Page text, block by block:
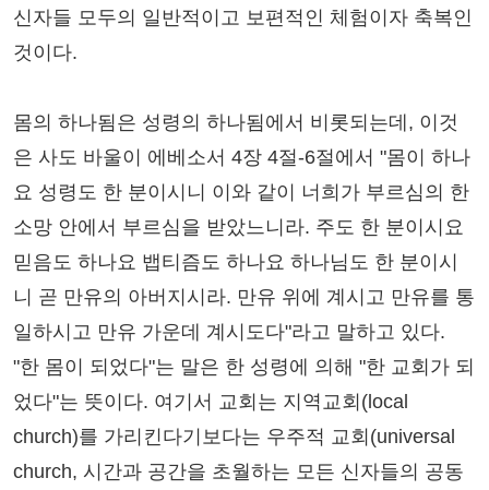
신자들 모두의 일반적이고 보편적인 체험이자 축복인
것이다.
몸의 하나됨은 성령의 하나됨에서 비롯되는데, 이것
은 사도 바울이 에베소서 4장 4절-6절에서 "몸이 하나
요 성령도 한 분이시니 이와 같이 너희가 부르심의 한
소망 안에서 부르심을 받았느니라. 주도 한 분이시요
믿음도 하나요 뱁티즘도 하나요 하나님도 한 분이시
니 곧 만유의 아버지시라. 만유 위에 계시고 만유를 통
일하시고 만유 가운데 계시도다"라고 말하고 있다.
"한 몸이 되었다"는 말은 한 성령에 의해 "한 교회가 되
었다"는 뜻이다. 여기서 교회는 지역교회(local
church)를 가리킨다기보다는 우주적 교회(universal
church, 시간과 공간을 초월하는 모든 신자들의 공동